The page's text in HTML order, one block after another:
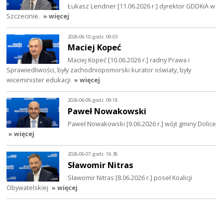
Łukasz Lendner [11.06.2026 r.] dyrektor GDDKiA w
Szczecinie. » więcej
2026-06-10, godz. 09:03
Maciej Kopeć
Maciej Kopeć [10.06.2026 r.] radny Prawa i
Sprawiedliwości, były zachodniopomorski kurator oświaty, były
wiceminister edukacji » więcej
2026-06-09, godz. 09:18
Paweł Nowakowski
Paweł Nowakowski [9.06.2026 r.] wójt gminy Dolice
» więcej
2026-06-07, godz. 16:38
Sławomir Nitras
Sławomir Nitras [8.06.2026 r.] poseł Koalicji
Obywatelskiej » więcej